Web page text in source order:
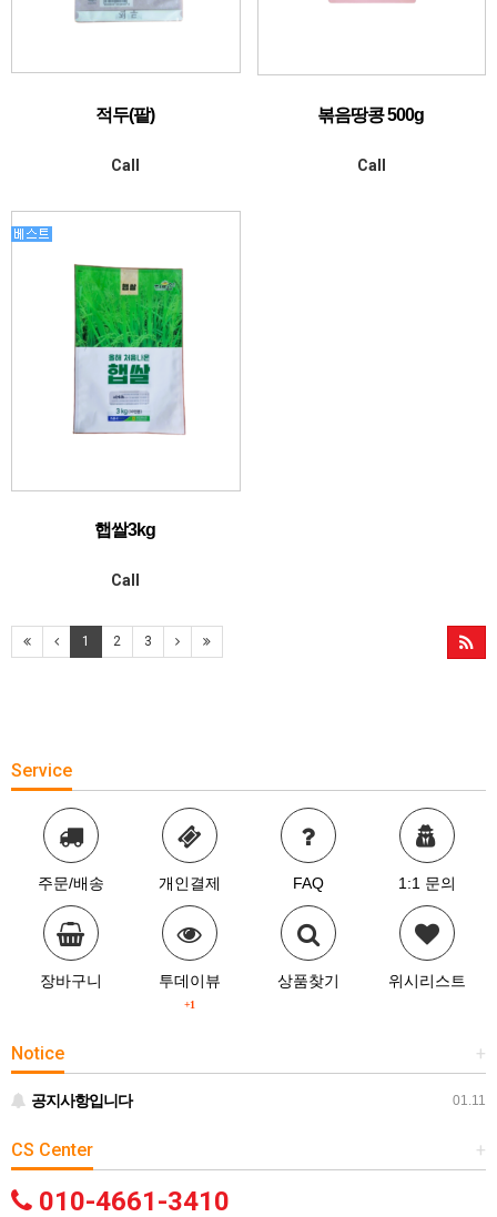
적두(팥)
Call
볶음땅콩 500g
Call
햅쌀3kg
Call
1 2 3
Service
주문/배송 개인결제 FAQ 1:1 문의
장바구니 투데이뷰
+1
상품찾기 위시리스트
+
Notice
01.11
공지사항입니다
+
CS Center
010-4661-3410